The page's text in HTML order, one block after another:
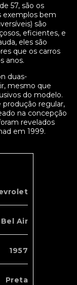
57, são os
exemplos bem
são
eficientes, e
eles são
que os carros
anos.
duas-
mesmo que
do modelo.
regular,
na concepção
revelados
em 1999.
Bel Air
1957
Preta